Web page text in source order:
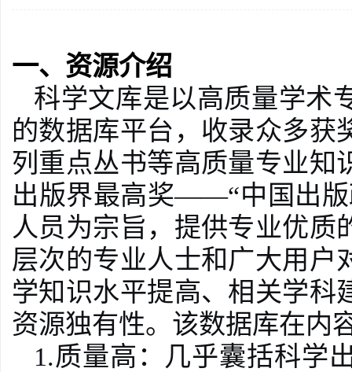
一、资源介绍
科学文库是以高质量学术
的数据库平台，收录众多获
列重点丛书等高质量专业知
出版界最高奖——“中国出版
人员为宗旨，提供专业优质
层次的专业人士和广大用户
学知识水平提高、相关学科
资源独有性。 该数据库在内
1.质量高：几乎囊括科学